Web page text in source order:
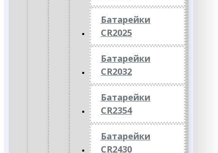
Батарейки
CR2025
Батарейки
CR2032
Батарейки
CR2354
Батарейки
CR2430